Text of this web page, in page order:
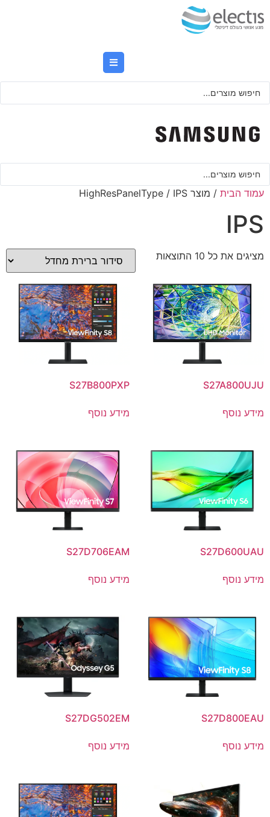
לתוכן
Search
Search
עמוד הבית / מוצר HighResPanelType / IPS
IPS
מציגים את כל ⁦10⁩ התוצאות
S27A800UJU
מידע נוסף
S27B800PXP
מידע נוסף
S27D600UAU
מידע נוסף
S27D706EAM
מידע נוסף
S27D800EAU
מידע נוסף
S27DG502EM
מידע נוסף